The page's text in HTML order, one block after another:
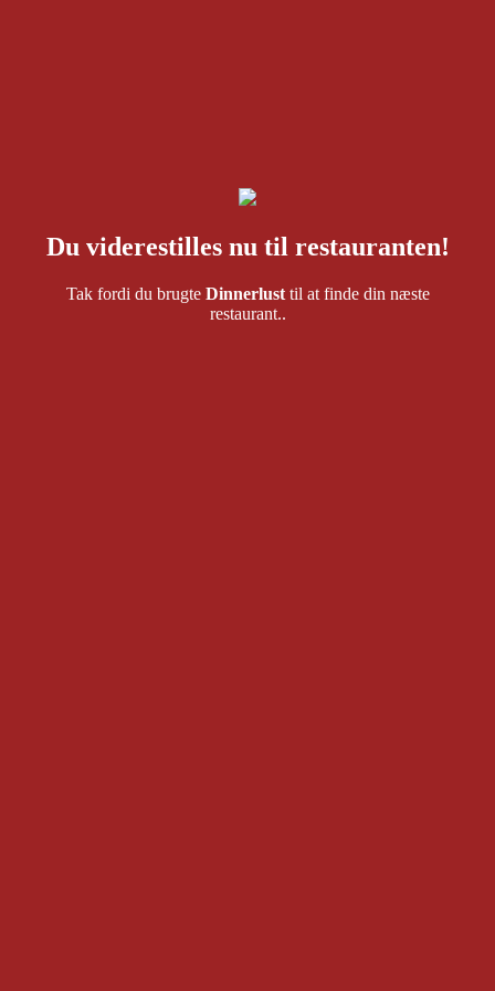
Du viderestilles nu til restauranten!
Tak fordi du brugte Dinnerlusttil at finde din næste
restaurant..